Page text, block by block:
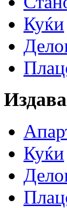
Куќи
Куќи